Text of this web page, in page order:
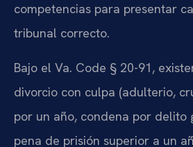
competencias para presentar
tribunal correcto.
Bajo el Va. Code § 20-91,
divorcio con culpa (adulterio,
por un año, condena por delito
pena de prisión superior a un